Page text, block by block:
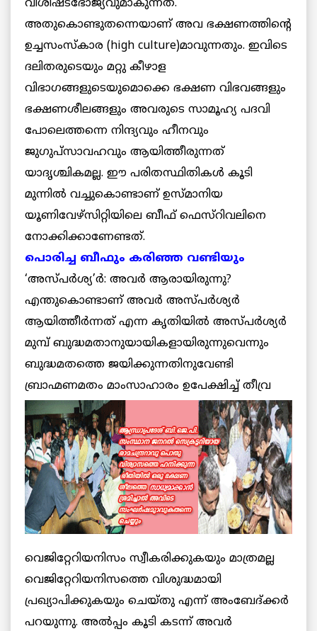
വിശിഷ്ടഭോജ്യവുമാകുന്നത്.
അതുകൊണ്ടുതന്നെയാണ് അവ ഭക്ഷണത്തിന്റെ
ഉച്ചസംസ്കാര (high culture)മാവുന്നതും. ഇവിടെ
ദലിതരുടെയും മറ്റു കീഴാള
വിഭാഗങ്ങളുടെയുമൊക്കെ ഭക്ഷണ വിഭവങ്ങളും
ഭക്ഷണശീലങ്ങളും അവരുടെ സാമൂഹ്യ പദവി
പോലെത്തന്നെ നിന്ദ്യവും ഹീനവും
ജുഗുപ്സാവഹവും ആയിത്തീരുന്നത്
യാദൃശ്ചികമല്ല. ഈ പരിതസ്ഥിതികള്‍ കൂടി
മുന്നില്‍ വച്ചുകൊണ്ടാണ് ഉസ്മാനിയ
യൂണിവേഴ്സിറ്റിയിലെ ബീഫ് ഫെസ്റിവലിനെ
നോക്കിക്കാണേണ്ടത്.
പൊരിച്ച ബീഫും കരിഞ്ഞ വണ്ടിയും
‘അസ്പര്‍ശ്യ’ര്‍: അവര്‍ ആരായിരുന്നു?
എന്തുകൊണ്ടാണ് അവര്‍ അസ്പര്‍ശ്യര്‍
ആയിത്തീര്‍ന്നത് എന്ന കൃതിയില്‍ അസ്പര്‍ശ്യര്‍
മുമ്പ് ബുദ്ധമതാനുയായികളായിരുന്നുവെന്നും
ബുദ്ധമതത്തെ ജയിക്കുന്നതിനുവേണ്ടി
ബ്രാഹ്മണമതം മാംസാഹാരം ഉപേക്ഷിച്ച് തീവ്ര
വെജിറ്റേറിയനിസം സ്വീകരിക്കുകയും മാത്രമല്ല
വെജിറ്റേറിയനിസത്തെ വിശുദ്ധമായി
പ്രഖ്യാപിക്കുകയും ചെയ്തു എന്ന് അംബേദ്ക്കര്‍
പറയുന്നു. അല്‍പ്പം കൂടി കടന്ന് അവര്‍